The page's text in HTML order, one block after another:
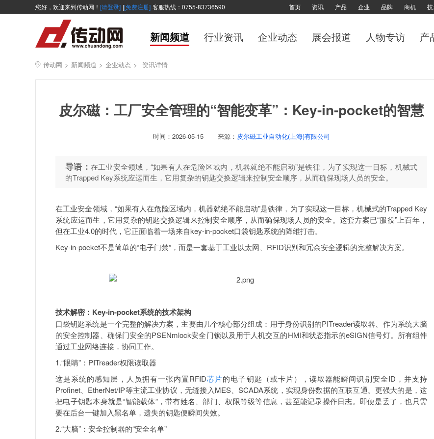
您好，欢迎来到传动网！ [请登录] |[免费注册] 客服热线：0755-83736590 首页 资讯 产品 企业 品牌 商机
新闻频道 行业资讯 企业动态 展会报道 人物专访 产
传动网 > 新闻频道 > 企业动态 > 资讯详情
皮尔磁：工厂安全管理的“智能变革”：Key-in-pocket的智慧
时间： 2026-05-15 来源： 皮尔磁工业自动化(上海)有限公司
导语： 在工业安全领域，“如果有人在危险区域内，机器就绝不能启动”是铁律，为了实现这一目标，机械式
的Trapped Key系统应运而生，它用复杂的钥匙交换逻辑来控制安全顺序，从而确保现场人员的安全。
在工业安全领域，“如果有人在危险区域内，机器就绝不能启动”是铁律，为了实现这一目标，机械式的Trapped Key
系统应运而生，它用复杂的钥匙交换逻辑来控制安全顺序，从而确保现场人员的安全。这套方案已“服役”上百年，
但在工业4.0的时代，它正面临着一场来自key-in-pocket口袋钥匙系统的降维打击。
Key-in-pocket不是简单的“电子门禁”，而是一套基于工业以太网、RFID识别和冗余安全逻辑的完整解决方案。
技术解密：Key-in-pocket系统的技术架构
口袋钥匙系统是一个完整的解决方案，主要由几个核心部分组成：用于身份识别的PITreader读取器、作为系统大脑
的安全控制器、确保门安全的PSENmlock安全门锁以及用于人机交互的HMI和状态指示的eSIGN信号灯。所有组件
通过工业网络连接，协同工作。
1.“眼睛”：PITreader权限读取器
这是系统的感知层，人员拥有一张内置RFID芯片的电子钥匙（或卡片），读取器能瞬间识别安全ID，并支持
Profinet、EtherNet/IP等主流工业协议，无缝接入MES、SCADA系统，实现身份数据的互联互通。更强大的是，这
把电子钥匙本身就是“智能载体”，带有姓名、部门、权限等级等信息，甚至能记录操作日志。即便是丢了，也只需
要在后台一键加入黑名单，遗失的钥匙便瞬间失效。
2.“大脑”：安全控制器的“安全名单”